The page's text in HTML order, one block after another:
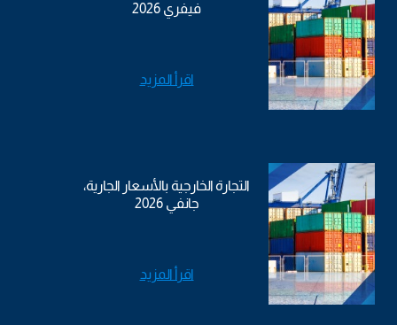
فيفري 2026
اقرأ المزيد
التجارة الخارجية بالأسعار الجارية،
جانفي 2026
اقرأ المزيد